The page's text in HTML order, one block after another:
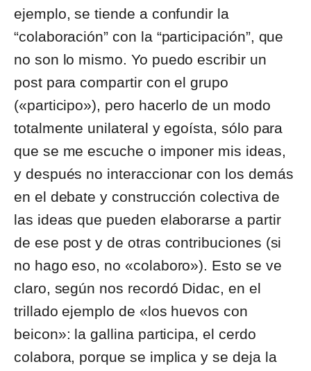
ejemplo, se tiende a confundir la
“colaboración” con la “participación”, que
no son lo mismo. Yo puedo escribir un
post para compartir con el grupo
(«participo»), pero hacerlo de un modo
totalmente unilateral y egoísta, sólo para
que se me escuche o imponer mis ideas,
y después no interaccionar con los demás
en el debate y construcción colectiva de
las ideas que pueden elaborarse a partir
de ese post y de otras contribuciones (si
no hago eso, no «colaboro»). Esto se ve
claro, según nos recordó Didac, en el
trillado ejemplo de «los huevos con
beicon»: la gallina participa, el cerdo
colabora, porque se implica y se deja la